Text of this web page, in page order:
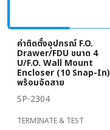
ค่าติดตั้งอุปกรณ์ F.O.
Drawer/FDU ขนาด 4
U/F.O. Wall Mount
Encloser (10 Snap-In)
พร้อมจัดสาย
SP-2304
TERMINATE & TEST